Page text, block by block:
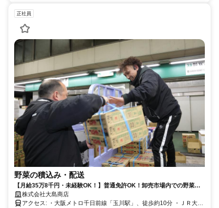
正社員
野菜の積込み・配送
【月給35万8千円・未経験OK！】普通免許OK！卸売市場内での野菜の
積込みと配送！
株式会社大島商店
アクセス: ・大阪メトロ千日前線「玉川駅」、徒歩約10分 ・ＪＲ大阪